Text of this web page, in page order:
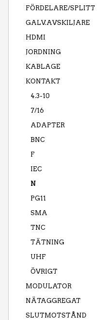
FÖRDELARE/SPLITT
GALV.AVSKILJARE
HDMI
JORDNING
KABLAGE
KONTAKT
4.3-10
7/16
ADAPTER
BNC
F
IEC
N
PG11
SMA
TNC
TÄTNING
UHF
ÖVRIGT
MODULATOR
NÄTAGGREGAT
SLUTMOTSTÅND